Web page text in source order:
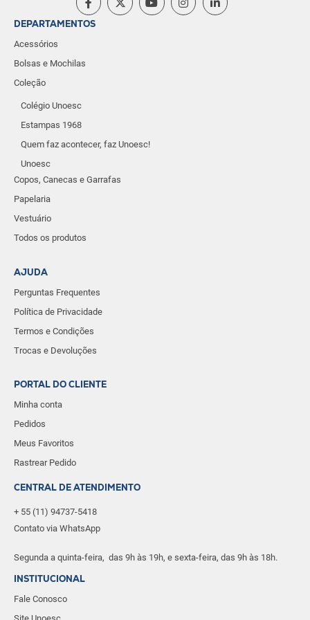
DEPARTAMENTOS
Acessórios
Bolsas e Mochilas
Coleção
Colégio Unoesc
Estampas 1968
Quem faz acontecer, faz Unoesc!
Unoesc
Copos, Canecas e Garrafas
Papelaria
Vestuário
Todos os produtos
AJUDA
Perguntas Frequentes
Política de Privacidade
Termos e Condições
Trocas e Devoluções
PORTAL DO CLIENTE
Minha conta
Pedidos
Meus Favoritos
Rastrear Pedido
CENTRAL DE ATENDIMENTO
+ 55 (11) 94737-5418
Contato via WhatsApp
Segunda a quinta-feira, das 9h às 19h, e sexta-feira, das 9h às 18h.
INSTITUCIONAL
Fale Conosco